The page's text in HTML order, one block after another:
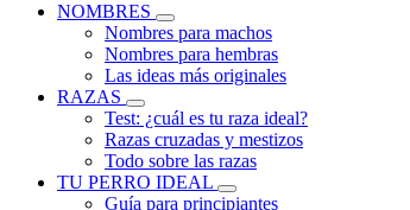
NOMBRES
Nombres para machos
Nombres para hembras
Las ideas más originales
RAZAS
Test: ¿cuál es tu raza ideal?
Razas cruzadas y mestizos
Todo sobre las razas
TU PERRO IDEAL
Guía para principiantes